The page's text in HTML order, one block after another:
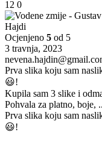
12 0
Hajdi
Ocjenjeno 5 od 5
3 travnja, 2023
Prva slika koju sam
😃!
Kupila sam 3 slike i
Pohvala za platno, boje,
Prva slika koju sam
😃!